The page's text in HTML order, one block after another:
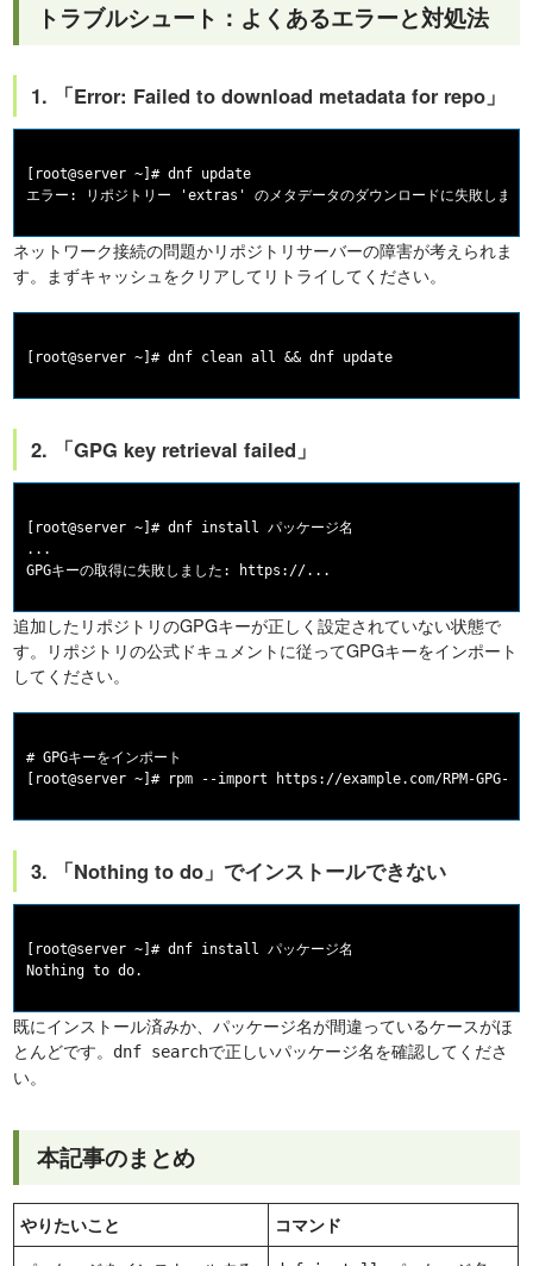
トラブルシュート：よくあるエラーと対処法
1. 「Error: Failed to download metadata for repo」
[root@server ~]# dnf update
ネットワーク接続の問題かリポジトリサーバーの障害が考えられま
す。まずキャッシュをクリアしてリトライしてください。
2. 「GPG key retrieval failed」
[root@server ~]# dnf install パッケージ名
...
追加したリポジトリのGPGキーが正しく設定されていない状態で
す。リポジトリの公式ドキュメントに従ってGPGキーをインポート
してください。
# GPGキーをインポート
3. 「Nothing to do」でインストールできない
[root@server ~]# dnf install パッケージ名
既にインストール済みか、パッケージ名が間違っているケースがほ
とんどです。
dnf searchで正しいパッケージ名を確認してくださ
い。
本記事のまとめ
やりたいこと コマンド